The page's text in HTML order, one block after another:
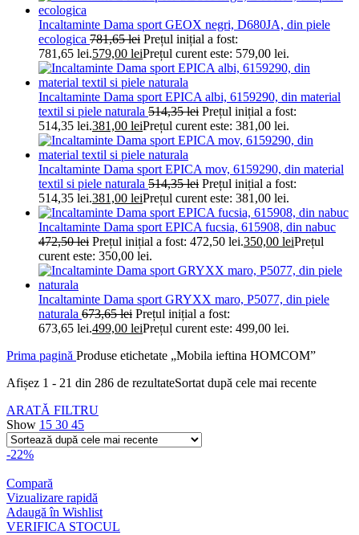
Incaltaminte Dama sport GEOX negri, D680JA, din piele
ecologica 781,65lei Prețul inițial a fost:
781,65 lei.579,00 leiPrețul curent este: 579,00 lei.
Incaltaminte Dama sport EPICA albi, 6159290, din material
textil si piele naturala 514,35lei Prețul inițial a fost:
514,35 lei.381,00 leiPrețul curent este: 381,00 lei.
Incaltaminte Dama sport EPICA mov, 6159290, din material
textil si piele naturala 514,35lei Prețul inițial a fost:
514,35 lei.381,00 leiPrețul curent este: 381,00 lei.
Incaltaminte Dama sport EPICA fucsia, 615908, din nabuc
472,50lei Prețul inițial a fost: 472,50 lei.350,00 leiPrețul
curent este: 350,00 lei.
Incaltaminte Dama sport GRYXX maro, P5077, din piele
naturala 673,65lei Prețul inițial a fost:
673,65 lei.499,00 leiPrețul curent este: 499,00 lei.
Prima pagină Produse etichetate „Mobila ieftina HOMCOM”
Afișez 1 - 21 din 286 de rezultateSortat după cele mai recente
ARATĂ FILTRU
Show 15 30 45
-22%
Compară
Vizualizare rapidă
Adaugă în Wishlist
VERIFICA STOCUL